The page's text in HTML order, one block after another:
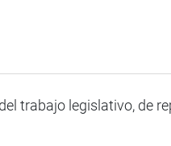
trabajo legislativo, de